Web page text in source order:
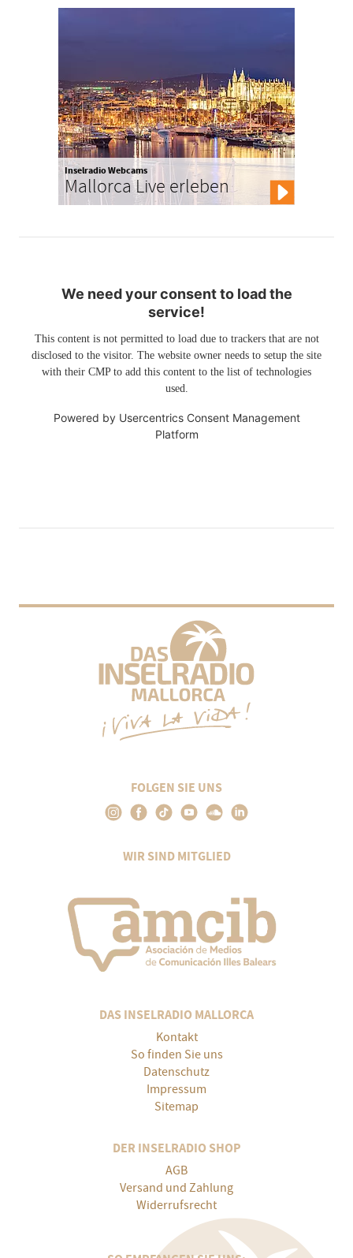
Inselradio Webcams
Mallorca Live erleben
We need your consent to load the
service!
This content is not permitted to load due to trackers that are not
disclosed to the visitor. The website owner needs to setup the site
with their CMP to add this content to the list of technologies
used.
Powered by Usercentrics Consent Management
Platform
FOLGEN SIE UNS
WIR SIND MITGLIED
DAS INSELRADIO MALLORCA
Kontakt
So finden Sie uns
Datenschutz
Impressum
Sitemap
DER INSELRADIO SHOP
AGB
Versand und Zahlung
Widerrufsrecht